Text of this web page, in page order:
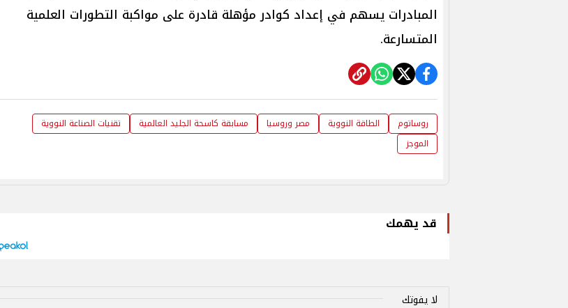
المبادرات يسهم في إعداد كوادر مؤهلة قادرة على مواكبة التطورات العلمية
المتسارعة.
روساتوم الطاقة النووية مصر وروسيا مسابقة كاسحة الجليد العالمية
تقنيات الصناعة النووية
الموجز
قد يهمك
لا يفوتك